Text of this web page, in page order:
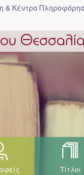
& Κέντρο
Τίτλοι